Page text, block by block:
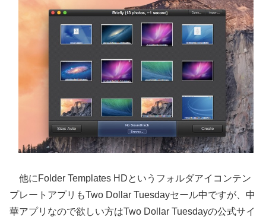
他にFolder Templates HDというフォルダアイコンテン
プレートアプリもTwo Dollar Tuesdayセール中ですが、中
華アプリなので欲しい方はTwo Dollar Tuesdayの公式サイ